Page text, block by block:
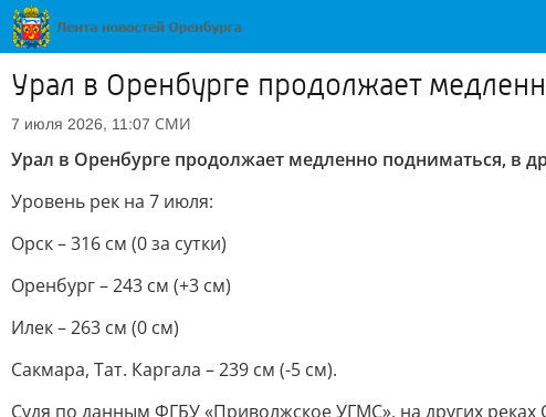
Урал в Оренбурге продолжает
7 июля 2026, 11:07 СМИ
Урал в Оренбурге продолжает медленно подниматься, в
Уровень рек на 7 июля:
Орск – 316 см (0 за сутки)
Оренбург – 243 см (+3 см)
Илек – 263 см (0 см)
Сакмара, Тат. Каргала – 239 см (-5 см).
Судя по данным ФГБУ «Приволжское УГМС», на других